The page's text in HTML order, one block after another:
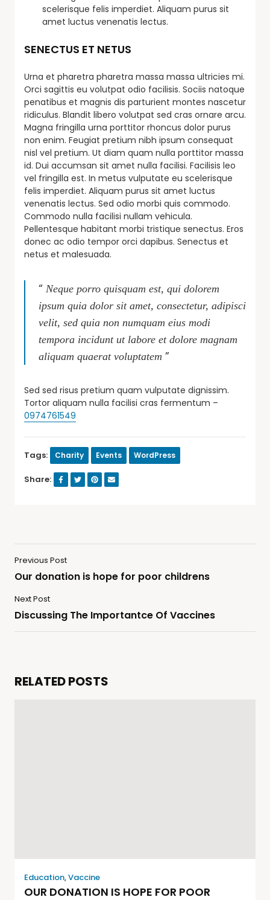
scelerisque felis imperdiet. Aliquam purus sit
amet luctus venenatis lectus.
SENECTUS ET NETUS
Urna et pharetra pharetra massa massa ultricies mi.
Orci sagittis eu volutpat odio facilisis. Sociis natoque
penatibus et magnis dis parturient montes nascetur
ridiculus. Blandit libero volutpat sed cras ornare arcu.
Magna fringilla urna porttitor rhoncus dolor purus
non enim. Feugiat pretium nibh ipsum consequat
nisl vel pretium. Ut diam quam nulla porttitor massa
id. Dui accumsan sit amet nulla facilisi. Facilisis leo
vel fringilla est. In metus vulputate eu scelerisque
felis imperdiet. Aliquam purus sit amet luctus
venenatis lectus. Sed odio morbi quis commodo.
Commodo nulla facilisi nullam vehicula.
Pellentesque habitant morbi tristique senectus. Eros
donec ac odio tempor orci dapibus. Senectus et
netus et malesuada.
“ Neque porro quisquam est, qui dolorem
ipsum quia dolor sit amet, consectetur, adipisci
velit, sed quia non numquam eius modi
tempora incidunt ut labore et dolore magnam
aliquam quaerat voluptatem ”
Sed sed risus pretium quam vulputate dignissim.
Tortor aliquam nulla facilisi cras fermentum –
0974761549
Tags: Charity Events WordPress
Share:
Previous Post
Our donation is hope for poor childrens
Next Post
Discussing The Importantce Of Vaccines
RELATED POSTS
Education,Vaccine
OUR DONATION IS HOPE FOR POOR